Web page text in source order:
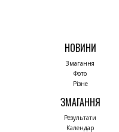
НОВИНИ
Змагання
Фото
Різне
ЗМАГАННЯ
Результати
Календар